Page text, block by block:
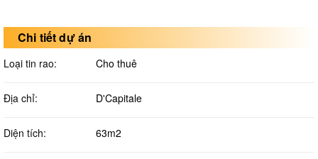
Chi tiết dự án
Loại tin rao: Cho thuê
Địa chỉ: D'Capitale
Diện tích: 63m2